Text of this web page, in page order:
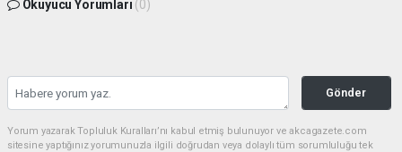
Okuyucu Yorumları (0)
Gönder
Yorum yazarak Topluluk Kuralları’nı kabul etmiş bulunuyor ve akcagazete.com
sitesine yaptığınız yorumunuzla ilgili doğrudan veya dolaylı tüm sorumluluğu tek